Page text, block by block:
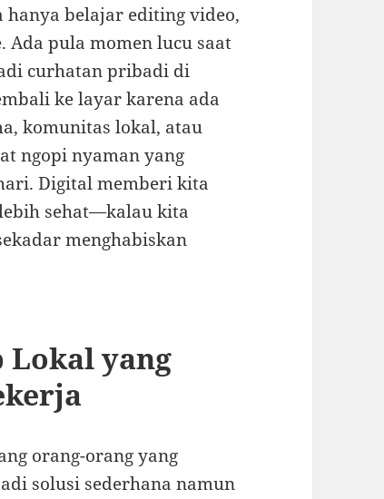
belajar editing video,
Ada pula momen lucu saat
curhatan pribadi di
ke layar karena ada
komunitas lokal, atau
ngopi nyaman yang
Digital memberi kita
sehat—kalau kita
menghabiskan
yang
orang-orang yang
solusi sederhana namun